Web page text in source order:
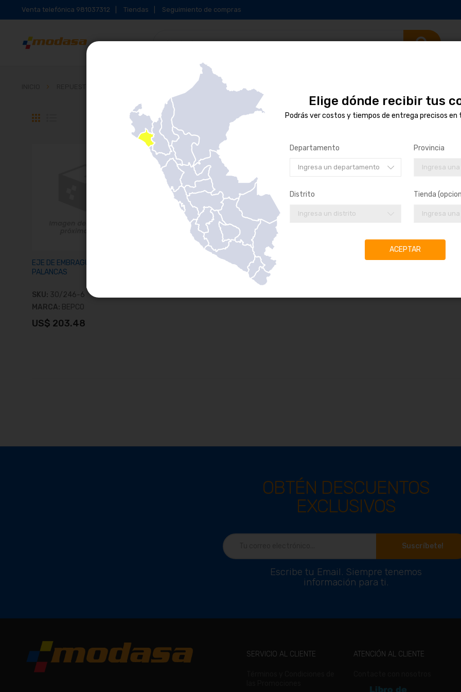
Venta telefónica 981037312 Tiendas Seguimiento de compras
REPUESTOS PARA TRACTORES AGRÍCOLAS Y COSECHADORAS
Parrilla
EJE DE EMBRAGUE TDF DE 3
PALANCAS
SKU: 30/246-6
MARCA: BEPCO
US$ 203.48
OBTÉN DESCUENTOS
EXCLUSIVOS
Suscríbete!
Escribe tu Email. Siempre tenemos
información para ti.
SERVICIO AL CLIENTE ATENCIÓN AL CLIENTE
Elige dónde recibir tus
Podrás ver costos y tiempos de entrega precisos en
Departamento
Ingresa un departamento
Provincia
Ingresa
Distrito
Ingresa un distrito
Tienda
Ingresa
ACEPTAR